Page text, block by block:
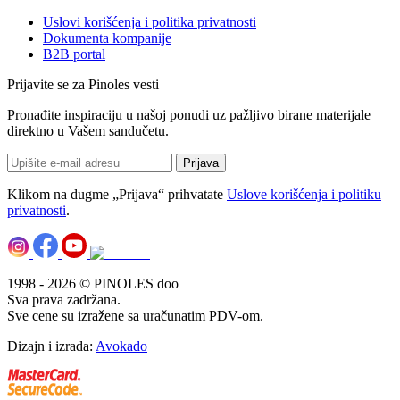
Uslovi korišćenja i politika privatnosti
Dokumenta kompanije
B2B portal
Prijavite se za Pinoles vesti
Pronađite inspiraciju u našoj ponudi uz pažljivo birane materijale
direktno u Vašem sandučetu.
Prijava
Klikom na dugme „Prijava“ prihvatate Uslove korišćenja i politiku
privatnosti.
1998 - 2026 © PINOLES doo
Sva prava zadržana.
Sve cene su izražene sa uračunatim PDV-om.
Dizajn i izrada: Avokado